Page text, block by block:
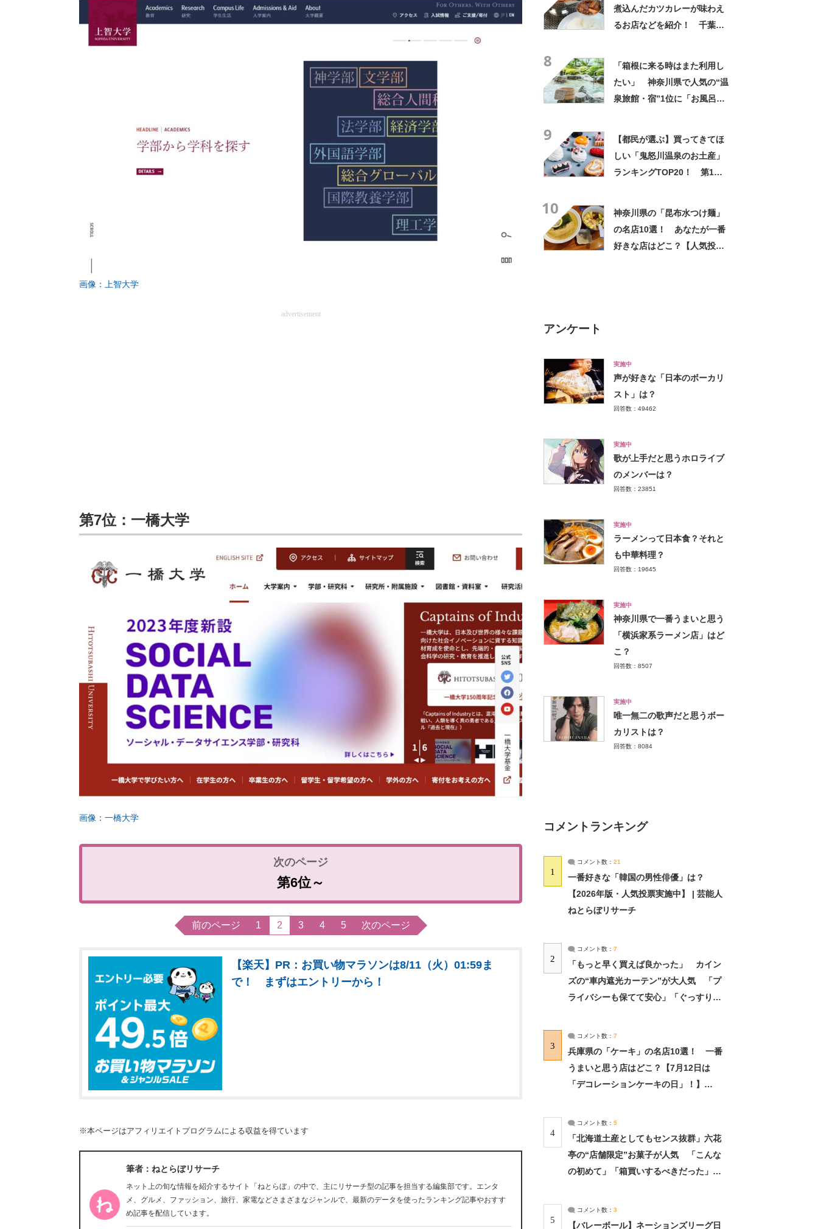
画像：上智大学
advertisement
第7位：一橋大学
画像：一橋大学
第6位～
前のページ 1 2 3 4 5 次のページ
【楽天】PR：お買い物マラソンは8/11（火）01:59ま
で！ まずはエントリーから！
※本ページはアフィリエイトプログラムによる収益を得ています
筆者：ねとらぼリサーチ
ネット上の旬な情報を紹介するサイト「ねとらぼ」の中で、主にリサーチ型の記事を担当する編集部です。エンタ
メ、グルメ、ファッション、旅行、家電などさまざまなジャンルで、最新のデータを使ったランキング記事やおすす
め記事を配信しています。
煮込んだカツカレーが味わえ
るお店などを紹介！ 千葉県
8
「箱根に来る時はまた利用し
たい」 神奈川県で人気の“温
泉旅館・宿”1位に「お風呂が
9
【都民が選ぶ】買ってきてほ
しい「鬼怒川温泉のお土産」
ランキングTOP20！ 第1位
10
神奈川県の「昆布水つけ麺」
の名店10選！ あなたが一番
好きな店はどこ？【人気投票
アンケート
実施中
声が好きな「日本のボーカリ
スト」は？
回答数：49462
実施中
歌が上手だと思うホロライブ
のメンバーは？
回答数：23851
実施中
ラーメンって日本食？それと
も中華料理？
回答数：19645
実施中
神奈川県で一番うまいと思う
「横浜家系ラーメン店」はど
こ？
回答数：8507
実施中
唯一無二の歌声だと思うボー
カリストは？
回答数：8084
コメントランキング
1
コメント数： 21
一番好きな「韓国の男性俳優」は？
【2026年版・人気投票実施中】 | 芸能人
ねとらぼリサーチ
2
コメント数： 7
「もっと早く買えば良かった」 カイン
ズの“車内遮光カーテン”が大人気 「プ
ライバシーも保てて安心」「ぐっすり眠
3
コメント数： 7
兵庫県の「ケーキ」の名店10選！ 一番
うまいと思う店はどこ？【7月12日は
「デコレーションケーキの日」！】
4
コメント数： 5
「北海道土産としてもセンス抜群」六花
亭の“店舗限定”お菓子が人気 「こんな
の初めて」「箱買いするべきだった」
5
コメント数： 3
【バレーボール】ネーションズリーグ日